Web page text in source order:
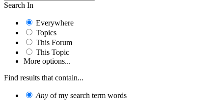
Search In
Everywhere
Topics
This Forum
This Topic
More options...
Find results that contain...
Any of my search term words